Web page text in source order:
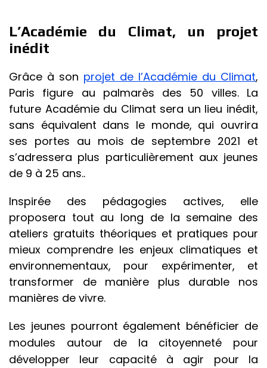
L’Académie du Climat, un projet
inédit
Grâce à son projet de l’Académie du Climat,
Paris figure au palmarès des 50 villes. La
future Académie du Climat sera un lieu inédit,
sans équivalent dans le monde, qui ouvrira
ses portes au mois de septembre 2021 et
s’adressera plus particulièrement aux jeunes
de 9 à 25 ans..
Inspirée des pédagogies actives, elle
proposera tout au long de la semaine des
ateliers gratuits théoriques et pratiques pour
mieux comprendre les enjeux climatiques et
environnementaux, pour expérimenter, et
transformer de manière plus durable nos
manières de vivre.
Les jeunes pourront également bénéficier de
modules autour de la citoyenneté pour
développer leur capacité à agir pour la